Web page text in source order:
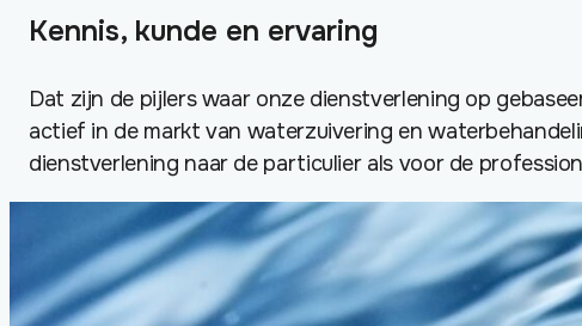
Kennis, kunde en ervaring
Dat zijn de pijlers waar onze dienstverlening op
actief in de markt van waterzuivering en
dienstverlening naar de particulier als voor de